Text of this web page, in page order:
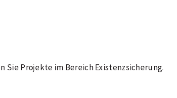
Projekte im Bereich Existenzsicherung.